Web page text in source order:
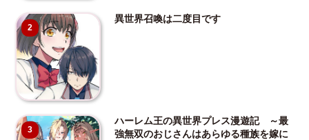
2
異世界召喚は二度目です
3
ハーレム王の異世界プレス漫遊記 ～最
強無双のおじさんはあらゆる種族を嫁に